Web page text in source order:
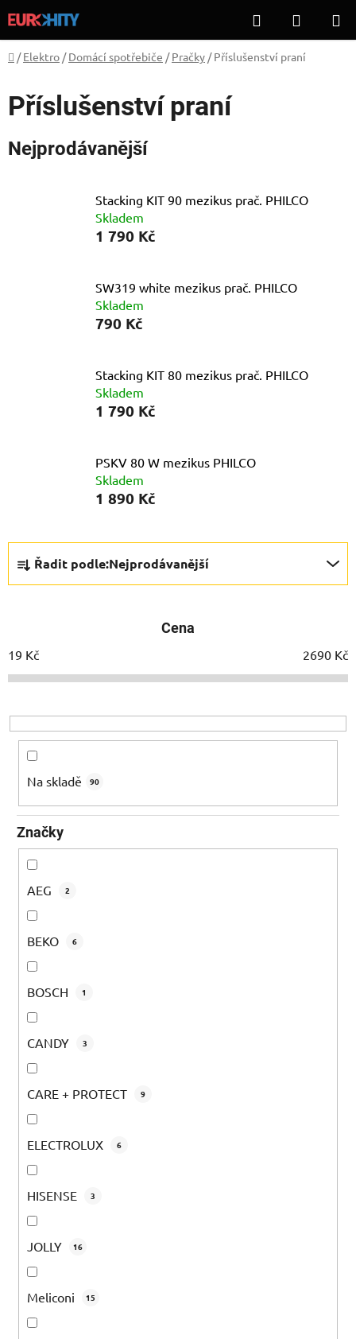
na
obsah
Hledat
KOŠÍK
Domů
/ Elektro / Domácí spotřebiče / Pračky / Příslušenství praní
Příslušenství praní
Nejprodávanější
Stacking KIT 90 mezikus prač. PHILCO
Skladem
1 790 Kč
SW319 white mezikus prač. PHILCO
Skladem
790 Kč
Stacking KIT 80 mezikus prač. PHILCO
Skladem
1 790 Kč
PSKV 80 W mezikus PHILCO
Skladem
1 890 Kč
í
p
o
d
ů
Řadit podle:Nejprodávanější
Cena
19 Kč 2690 Kč
Na skladě 90
Značky
AEG 2
BEKO 6
BOSCH 1
CANDY 3
CARE + PROTECT 9
ELECTROLUX 6
HISENSE 3
JOLLY 16
Meliconi 15